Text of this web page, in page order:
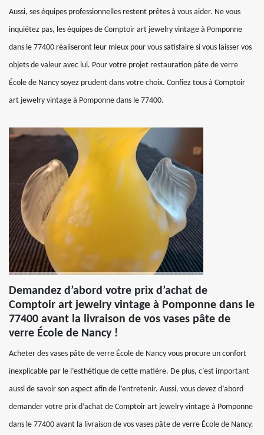
Aussi, ses équipes professionnelles restent prêtes à vous aider. Ne vous
inquiétez pas, les équipes de Comptoir art jewelry vintage à Pomponne
dans le 77400 réaliseront leur mieux pour vous satisfaire si vous laisser vos
objets de valeur avec lui. Pour votre projet restauration pâte de verre
École de Nancy soyez prudent dans votre choix. Confiez tous à Comptoir
art jewelry vintage à Pomponne dans le 77400.
Demandez d’abord votre prix d’achat de
Comptoir art jewelry vintage à Pomponne dans le
77400 avant la livraison de vos vases pâte de
verre École de Nancy !
Acheter des vases pâte de verre École de Nancy vous procure un confort
inexplicable par le l’esthétique de cette matière. De plus, c’est important
aussi de savoir son aspect afin de l’entretenir. Aussi, vous devez d’abord
demander votre prix d’achat de Comptoir art jewelry vintage à Pomponne
dans le 77400 avant la livraison de vos vases pâte de verre École de Nancy.